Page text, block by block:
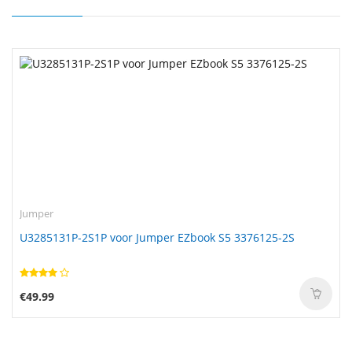
Jumper
U3285131P-2S1P voor Jumper EZbook S5 3376125-2S
€49.99